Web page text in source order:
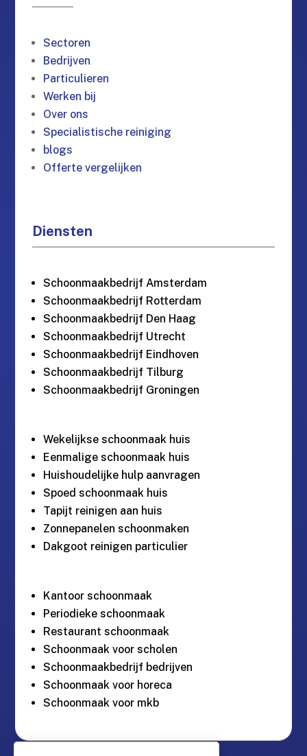
Sectoren
Bedrijven
Particulieren
Werken bij
Over ons
Specialistische reiniging
blogs
Offerte vergelijken
Diensten
Schoonmaakbedrijf Amsterdam
Schoonmaakbedrijf Rotterdam
Schoonmaakbedrijf Den Haag
Schoonmaakbedrijf Utrecht
Schoonmaakbedrijf Eindhoven
Schoonmaakbedrijf Tilburg
Schoonmaakbedrijf Groningen
Wekelijkse schoonmaak huis
Eenmalige schoonmaak huis
Huishoudelijke hulp aanvragen
Spoed schoonmaak huis
Tapijt reinigen aan huis
Zonnepanelen schoonmaken
Dakgoot reinigen particulier
Kantoor schoonmaak
Periodieke schoonmaak
Restaurant schoonmaak
Schoonmaak voor scholen
Schoonmaakbedrijf bedrijven
Schoonmaak voor horeca
Schoonmaak voor mkb